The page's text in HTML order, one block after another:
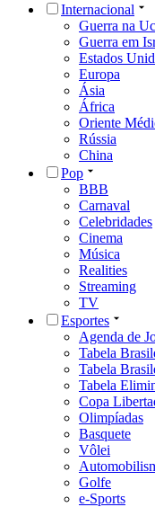
Internacional
Guerra na
Guerra em
Estados
Europa
Ásia
África
Oriente
Rússia
China
Pop
BBB
Carnaval
Celebridades
Cinema
Música
Realities
Streaming
TV
Esportes
Agenda de
Tabela
Tabela
Tabela
Copa
Olimpíadas
Basquete
Vôlei
Golfe
e-Sports